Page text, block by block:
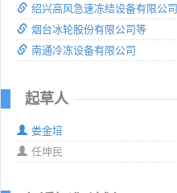
绍兴高风急速冻结设备有限公司
烟台冰轮股份有限公司等
南通冷冻设备有限公司
起草人
娄金培
任坤民